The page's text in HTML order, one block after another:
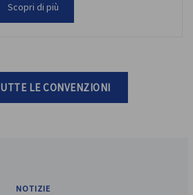
Scopri di più
LE CONVENZIONI
NOTIZIE